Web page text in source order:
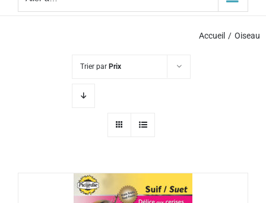
Accueil Oiseau
Trier par Prix